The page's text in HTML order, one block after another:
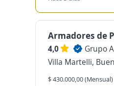
Armadores de
4,0
Grupo
Villa Martelli,
$ 430.000,00 (Mensual)